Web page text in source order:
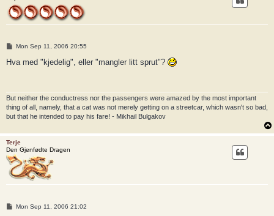
P
s
Mon Sep 11, 2006 20:55
Hva med "kjedelig", eller "mangler litt sprut"?
But neither the conductress nor the passengers were amazed by the most important
thing of all, namely, that a cat was not merely getting on a streetcar, which wasn't so bad,
but that he intended to pay his fare! - Mikhail Bulgakov
Terje
Den Gjenfødte Dragen
PMon Sep 11, 2006 21:02